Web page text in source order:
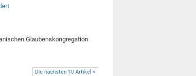
Glaubenskongregation
Die nächsten 10 Artikel »